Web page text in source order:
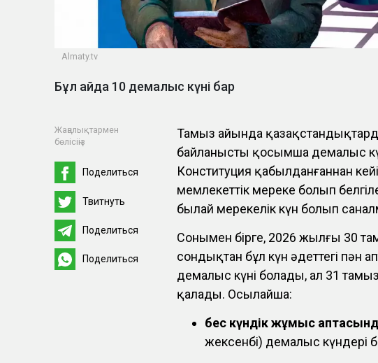
Almaty.tv
Бұл айда 10 демалыс күні бар
Жаңалықтармен
бөлісіңіз
Поделиться
Твитнуть
Поделиться
Поделиться
Тамыз айында
байланысты қосымша демалыс
Конституция қабылданғаннан
мемлекеттік мереке болып
былай мерекелік күн болып
Сонымен бірге, 2026 жылғы 30
сондықтан бұл күн әдеттегі пән
демалыс күні болады, ал 31
қалады. Осылайша:
бес күндік жұмыс
жексенбі) демалыс күндері